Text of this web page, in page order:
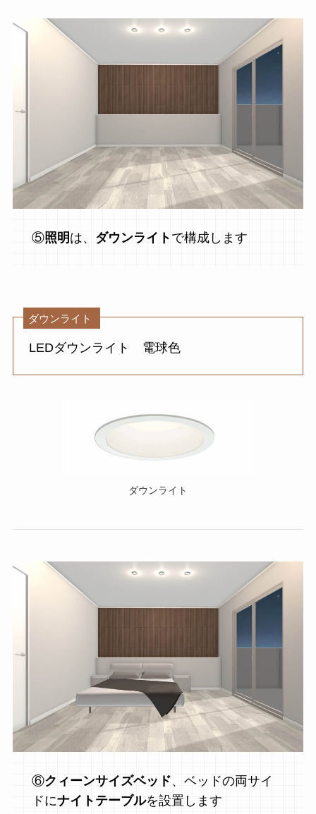
⑤照明 は、 ダウンライト で構成します
ダウンライト
LEDダウンライト 電球色
ダウンライト
⑥クィーンサイズベッド、ベッドの両サイ
ドにナイトテーブルを設置します